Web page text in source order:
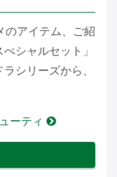
のアイテム、ご紹
シャルセット」
シリーズから、
ーティ